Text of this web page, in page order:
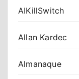
AIKillSwitch
Allan Kardec
Almanaque